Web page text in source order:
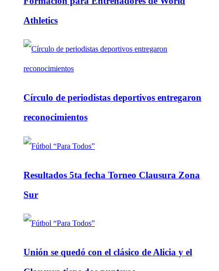
Athletics
Círculo de periodistas deportivos entregaron
reconocimientos
Resultados 5ta fecha Torneo Clausura Zona
Sur
Unión se quedó con el clásico de Alicia y el